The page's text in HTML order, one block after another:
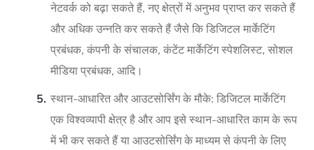
नेटवर्क को बढ़ा सकते हैं, नए क्षेत्रों में अनुभव प्राप्त कर सकते हैं
और अधिक उन्नति कर सकते हैं जैसे कि डिजिटल मार्केटिंग
प्रबंधक, कंपनी के संचालक, कंटेंट मार्केटिंग स्पेशलिस्ट, सोशल
मीडिया प्रबंधक, आदि।
स्थान-आधारित और आउटसोर्सिंग के मौके: डिजिटल मार्केटिंग
एक विश्वव्यापी क्षेत्र है और आप इसे स्थान-आधारित काम के रूप
में भी कर सकते हैं या आउटसोर्सिंग के माध्यम से कंपनी के लिए